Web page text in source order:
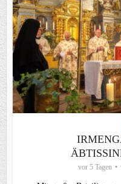
vor 5 Tagen